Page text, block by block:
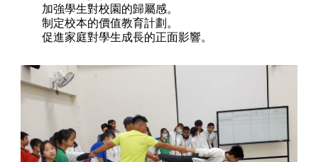
加強學生對校園的歸屬感。
制定校本的價值教育計劃。
促進家庭對學生成長的正面影響。